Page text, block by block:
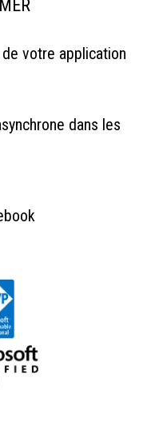
votre application
dans les